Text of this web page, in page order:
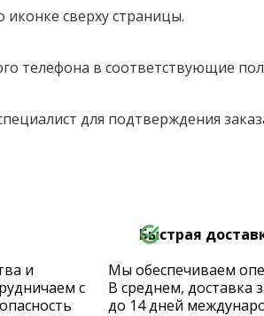
сверху страницы.
телефона в соответствующие
для подтверждения
и
с
Быстрая
Мы обеспечиваем
В среднем, доставка
до 14 дней